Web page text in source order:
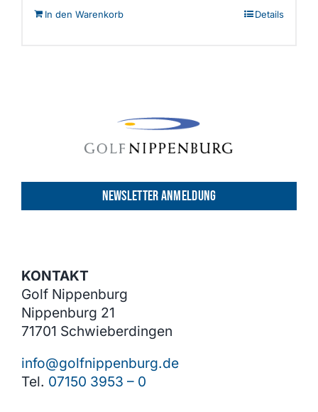
In den Warenkorb Details
NEWSLETTER ANMELDUNG
KONTAKT
Golf Nippenburg
Nippenburg 21
71701 Schwieberdingen
info@golfnippenburg.de
Tel. 07150 3953 – 0